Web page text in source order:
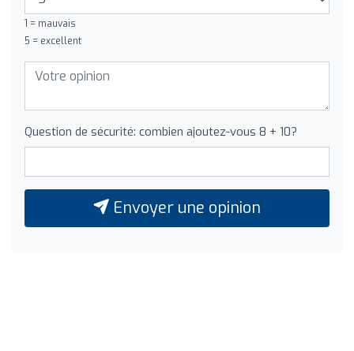
1 = mauvais
5 = excellent
Question de sécurité: combien ajoutez-vous 8 + 10?
Envoyer une opinion